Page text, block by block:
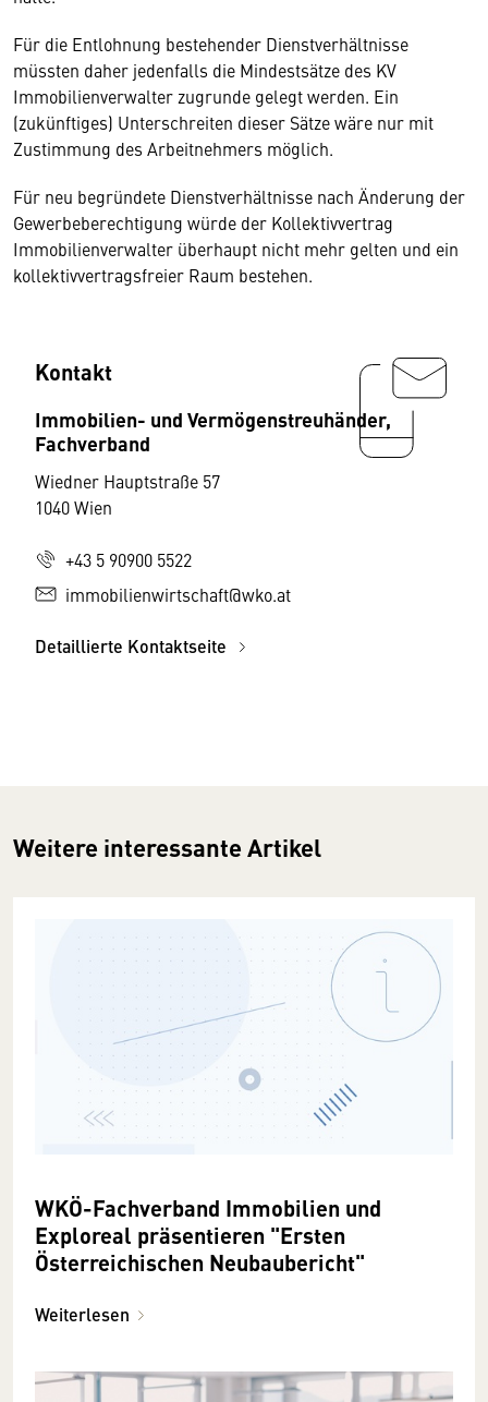
Für die Entlohnung bestehender Dienstverhältnisse
müssten daher jedenfalls die Mindestsätze des KV
Immobilienverwalter zugrunde gelegt werden. Ein
(zukünftiges) Unterschreiten dieser Sätze wäre nur mit
Zustimmung des Arbeitnehmers möglich.
Für neu begründete Dienstverhältnisse nach Änderung der
Gewerbeberechtigung würde der Kollektivvertrag
Immobilienverwalter überhaupt nicht mehr gelten und ein
kollektivvertragsfreier Raum bestehen.
Kontakt
Immobilien- und Vermögenstreuhänder,
Fachverband
Wiedner Hauptstraße 57
1040 Wien
+43 5 90900 5522
immobilienwirtschaft@wko.at
Detaillierte Kontaktseite
Weitere interessante Artikel
WKÖ-Fachverband Immobilien und
Exploreal präsentieren "Ersten
Österreichischen Neubaubericht"
Weiterlesen